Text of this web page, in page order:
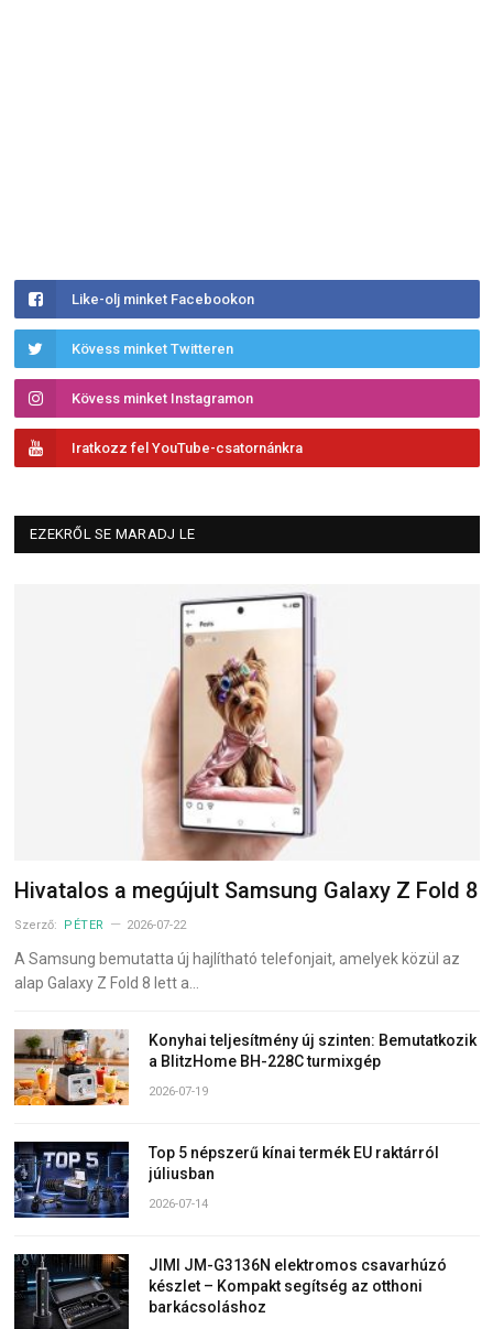
Like-olj minket Facebookon
Kövess minket Twitteren
Kövess minket Instagramon
Iratkozz fel YouTube-csatornánkra
EZEKRŐL SE MARADJ LE
Hivatalos a megújult Samsung Galaxy Z Fold 8
Szerző: PÉTER 2026-07-22
A Samsung bemutatta új hajlítható telefonjait, amelyek közül az
alap Galaxy Z Fold 8 lett a…
Konyhai teljesítmény új szinten: Bemutatkozik
a BlitzHome BH-228C turmixgép
2026-07-19
Top 5 népszerű kínai termék EU raktárról
júliusban
2026-07-14
JIMI JM-G3136N elektromos csavarhúzó
készlet – Kompakt segítség az otthoni
barkácsoláshoz